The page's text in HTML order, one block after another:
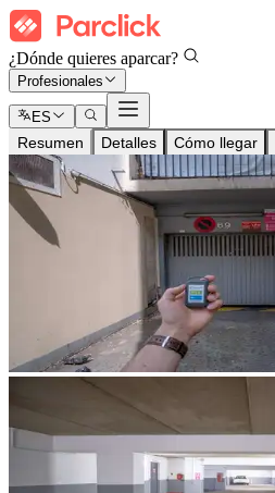
¿Dónde quieres aparcar?
Profesionales
ES
Resumen Detalles Cómo llegar